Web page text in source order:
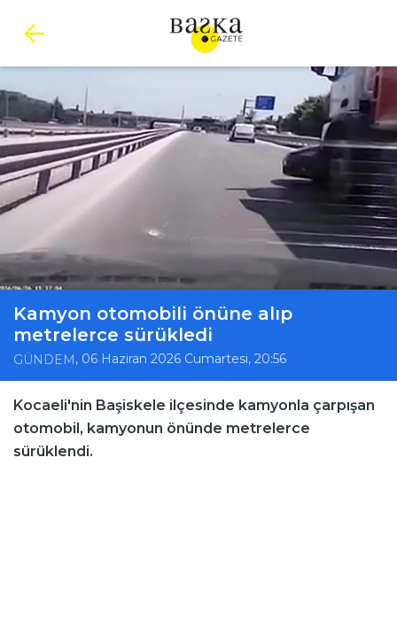
Kamyon otomobili önüne alıp
metrelerce sürükledi
GÜNDEM , 06 Haziran 2026 Cumartesi, 20:56
Kocaeli'nin Başiskele ilçesinde kamyonla çarpışan
otomobil, kamyonun önünde metrelerce
sürüklendi.